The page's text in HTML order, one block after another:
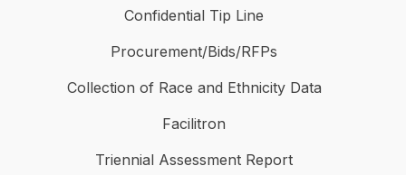
Confidential Tip Line
Procurement/Bids/RFPs
Collection of Race and Ethnicity Data
Facilitron
Triennial Assessment Report